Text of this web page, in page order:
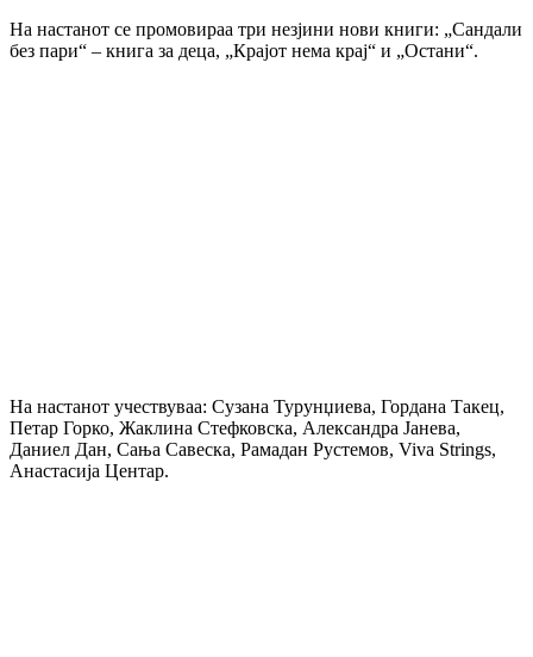
На настанот се промовираа три незјини нови книги: „Сандали
без пари“ – книга за деца, „Крајот нема крај“ и „Остани“.
На настанот учествуваа: Сузана Турунџиева, Гордана Такец,
Петар Горко, Жаклина Стефковска, Александра Јанева,
Даниел Дан, Сања Савеска, Рамадан Рустемов, Viva Strings,
Анастасија Центар.